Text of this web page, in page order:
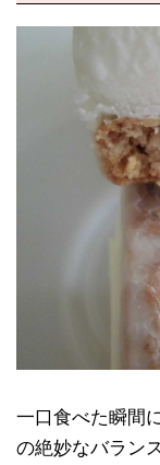
一口食べた瞬間
の絶妙なバラン